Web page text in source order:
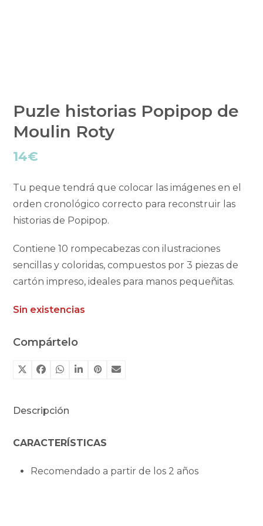
Puzle historias Popipop de
Moulin Roty
14€
Tu peque tendrá que colocar las imágenes en el
orden cronológico correcto para reconstruir las
historias de Popipop.
Contiene 10 rompecabezas con ilustraciones
sencillas y coloridas, compuestos por 3 piezas de
cartón impreso, ideales para manos pequeñitas.
Sin existencias
Compártelo
Descripción
CARACTERÍSTICAS
Recomendado a partir de los 2 años